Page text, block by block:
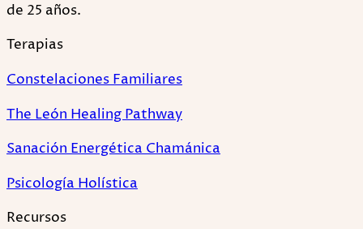
de 25 años.
Terapias
Constelaciones Familiares
The León Healing Pathway
Sanación Energética Chamánica
Psicología Holística
Recursos